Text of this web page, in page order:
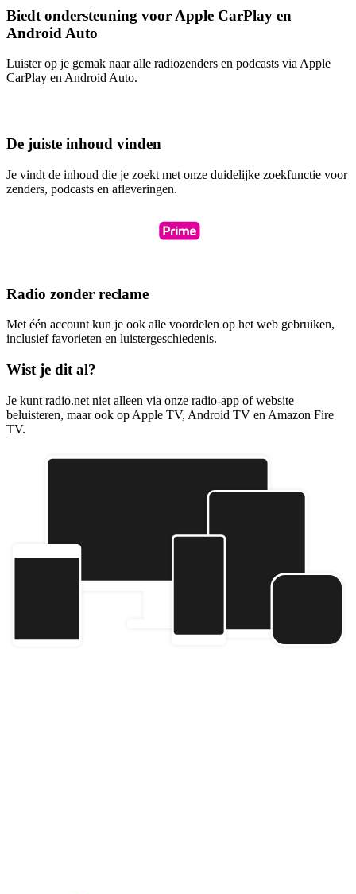
Biedt ondersteuning voor Apple CarPlay en
Android Auto
Luister op je gemak naar alle radiozenders en podcasts via Apple
CarPlay en Android Auto.
De juiste inhoud vinden
Je vindt de inhoud die je zoekt met onze duidelijke zoekfunctie voor
zenders, podcasts en afleveringen.
Radio zonder reclame
Met één account kun je ook alle voordelen op het web gebruiken,
inclusief favorieten en luistergeschiedenis.
Wist je dit al?
Je kunt radio.net niet alleen via onze radio-app of website
beluisteren, maar ook op Apple TV, Android TV en Amazon Fire
TV.